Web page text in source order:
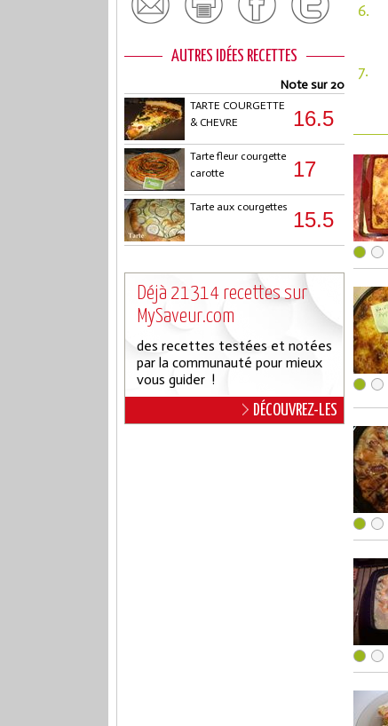
AUTRES IDÉES RECETTES
Note sur 20
TARTE COURGETTE
& CHEVRE
16.5
Tarte fleur courgette
carotte
17
Tarte aux courgettes
15.5
Déjà 21314 recettes sur
MySaveur.com
des recettes testées et notées
par la communauté pour mieux
vous guider !
DÉCOUVREZ-LES
6.
7.